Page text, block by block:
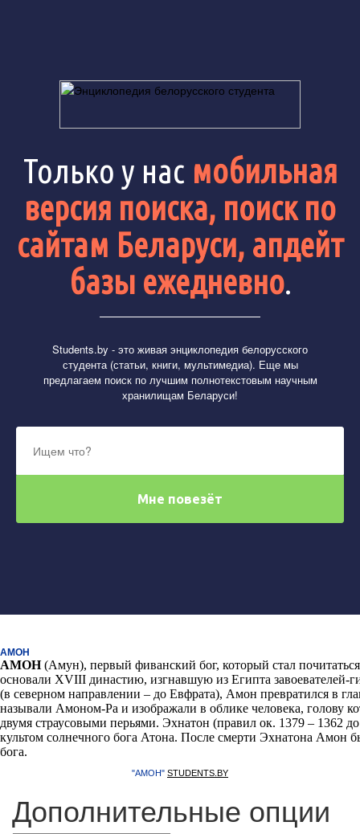
Только у нас мобильная
версия поиска, поиск по
сайтам Беларуси, апдейт
базы ежедневно.
Students.by - это живая энциклопедия белорусского
студента (статьи, книги, мультимедиа). Еще мы
предлагаем поиск по лучшим полнотекстовым научным
хранилищам Беларуси!
АМОН
АМОН (Амун), первый фиванский бог, который стал
основали XVIII династию, изгнавшую из Египта завоевателей-
(в северном направлении – до Евфрата), Амон превратился в
называли Амоном-Ра и изображали в облике человека, голову
двумя страусовыми перьями. Эхнатон (правил ок. 1379 – 1362
культом солнечного бога Атона. После смерти Эхнатона Амон
бога.
"АМОН" STUDENTS.BY
Дополнительные опции